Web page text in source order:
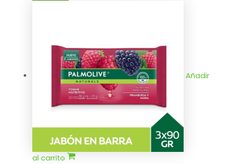
Añadir
al carrito